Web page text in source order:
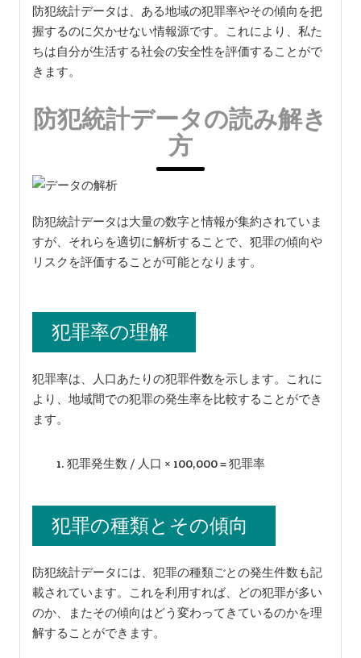
防犯統計データは、ある地域の犯罪率やその傾向を把
握するのに欠かせない情報源です。これにより、私た
ちは自分が生活する社会の安全性を評価することがで
きます。
防犯統計データの読み解き
方
防犯統計データは大量の数字と情報が集約されていま
すが、それらを適切に解析することで、犯罪の傾向や
リスクを評価することが可能となります。
犯罪率の理解
犯罪率は、人口あたりの犯罪件数を示します。これに
より、地域間での犯罪の発生率を比較することができ
ます。
犯罪発生数 / 人口 × 100,000 = 犯罪率
犯罪の種類とその傾向
防犯統計データには、犯罪の種類ごとの発生件数も記
載されています。これを利用すれば、どの犯罪が多い
のか、またその傾向はどう変わってきているのかを理
解することができます。